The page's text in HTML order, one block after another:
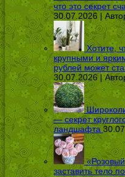
что это секрет
30.07.2026 |
Хотите,
крупными и
рублей может
30.07.2026 |
— секрет
ландшафта
заставить тело